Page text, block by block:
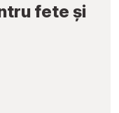
fete și